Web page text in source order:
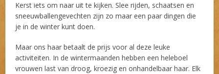
Kerst iets om naar uit te kijken. Slee rijden, schaatsen en
sneeuwballengevechten zijn zo maar een paar dingen die
je in de winter kunt doen.
Maar ons haar betaalt de prijs voor al deze leuke
activiteiten. In de wintermaanden hebben een heleboel
vrouwen last van droog, kroezig en onhandelbaar haar. Elk